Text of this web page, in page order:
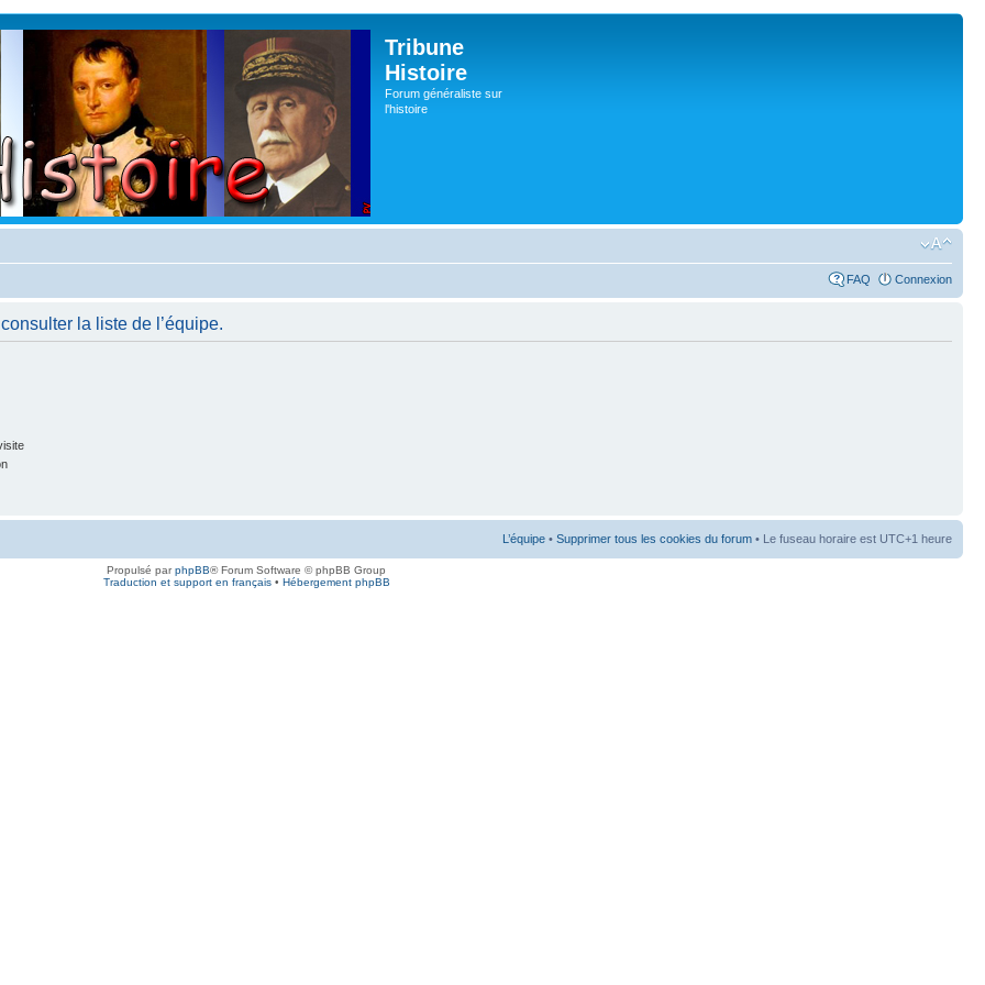
Tribune
Histoire
Forum généraliste sur
l'histoire
FAQ Connexion
la liste de l’équipe.
L’équipe • Supprimer tous les cookies du forum • Le fuseau horaire est UTC+1 heure
Propulsé parphpBB® Forum Software © phpBB Group
Traduction et support en français• Hébergement phpBB